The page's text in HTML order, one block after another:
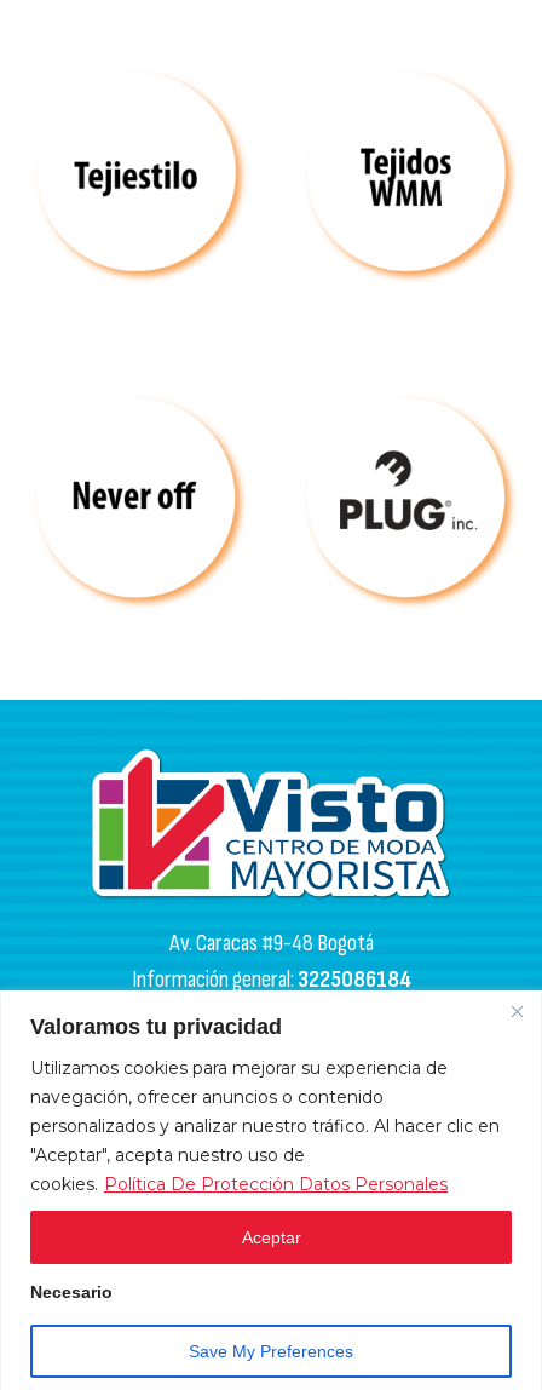
Valoramos tu privacidad
Utilizamos cookies para mejorar su experiencia de
navegación, ofrecer anuncios o contenido
personalizados y analizar nuestro tráfico. Al hacer clic en
"Aceptar", acepta nuestro uso de
cookies. Política De Protección Datos Personales
Aceptar
Necesario
Save My Preferences
Av. Caracas #9-48 Bogotá
Información general:3225086184
PQR:3102133050
HORARIOS DE APERTURA
Miércoles y sábados: 4:00 a. m. - 6:00 p. m.
Lunes, martes, jueves y viernes: 9:00 a. m. - 6:00 p. m.
Domingos y festivos: 10:00 a. m. - 5:00 p .m.
HORARIOS DE ADMINISTRACIÓN
Sábados: 9:00 a.m. - 12 m.
Atención en línea
Open